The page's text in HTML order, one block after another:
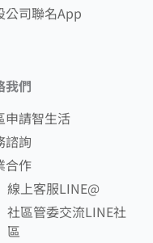
公司聯名App
我們
申請智生活
諮詢
合作
線上客服LINE@
社區管委交流LINE社
區